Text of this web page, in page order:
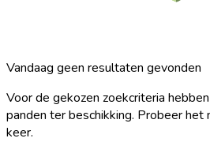
Vandaag geen resultaten gevonden
Voor de gekozen zoekcriteria
panden ter beschikking. Probeer het
keer.